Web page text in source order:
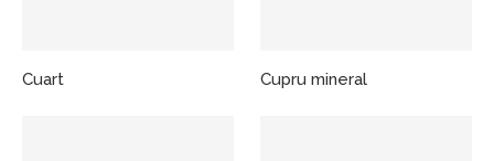
Cuart Cupru mineral